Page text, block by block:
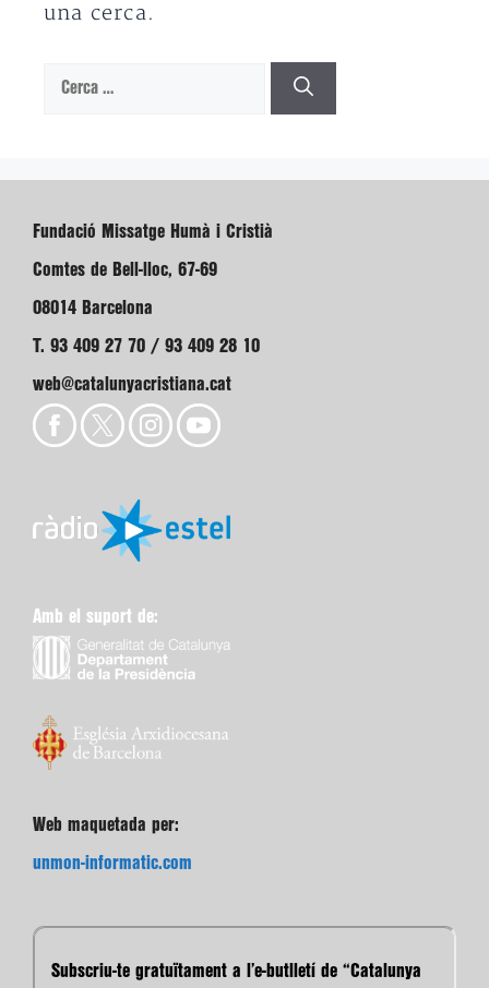
una cerca.
Cerca:
Fundació Missatge Humà i Cristià
Comtes de Bell-lloc, 67-69
08014 Barcelona
T. 93 409 27 70 / 93 409 28 10
web@catalunyacristiana.cat
Amb el suport de:
Web maquetada per:
unmon-informatic.com
Subscriu-te gratuïtament a l’e-butlletí de “Catalunya